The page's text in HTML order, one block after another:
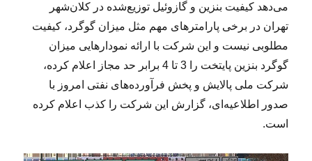
می‌دهد کیفیت بنزین و گازوئیل توزیع‌شده در کلان‌شهر
تهران در برخی پارامترهای مهم مثل میزان گوگرد، کیفیت
مطلوبی نیست و این شرکت با ارائه نمودارهایی میزان
گوگرد بنزین پایتخت را 3 تا 4 برابر حد مجاز اعلام کرده،
شرکت ملی پالایش و پخش فرآورده‌های نفتی امروز با
صدور اطلاعیه‌ای، گزارش این شرکت را کذب اعلام کرده
است.